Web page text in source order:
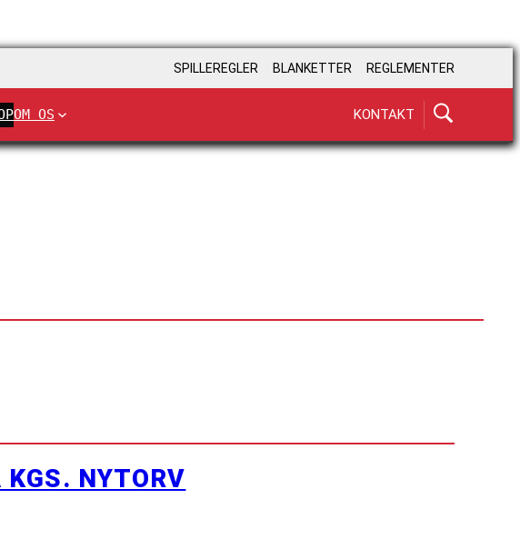
SPILLEREGLER BLANKETTER REGLEMENTER
OM OS KONTAKT
NYTORV